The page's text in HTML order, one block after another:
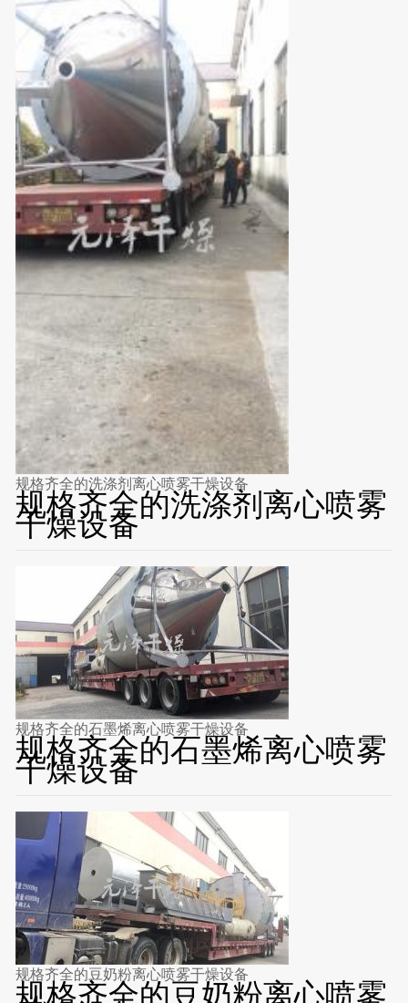
规格齐全的洗涤剂离心喷雾干燥设备
规格齐全的洗涤剂离心喷雾
干燥设备
规格齐全的石墨烯离心喷雾干燥设备
规格齐全的石墨烯离心喷雾
干燥设备
规格齐全的豆奶粉离心喷雾干燥设备
规格齐全的豆奶粉离心喷雾